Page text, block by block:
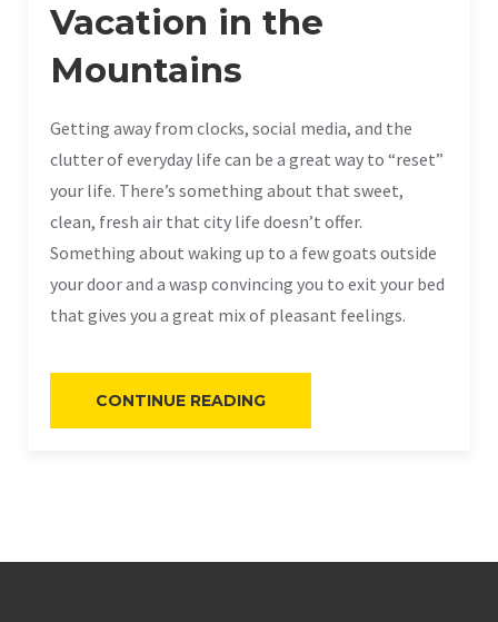
Vacation in the
Mountains
Getting away from clocks, social media, and the
clutter of everyday life can be a great way to “reset”
your life. There’s something about that sweet,
clean, fresh air that city life doesn’t offer.
Something about waking up to a few goats outside
your door and a wasp convincing you to exit your bed
that gives you a great mix of pleasant feelings.
CONTINUE READING«WHY
SHOULD